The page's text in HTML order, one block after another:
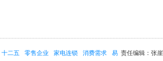
责任编辑：张崖
十二五 零售企业 家电连锁 消费需求
易